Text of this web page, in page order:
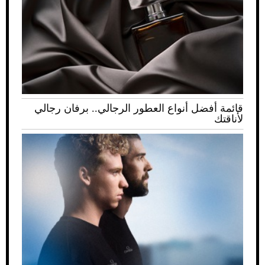
قائمة أفضل أنواع العطور الرجالي.. برفان رجالي
لأناقتك